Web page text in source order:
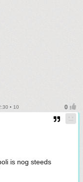
• 10
is nog steeds